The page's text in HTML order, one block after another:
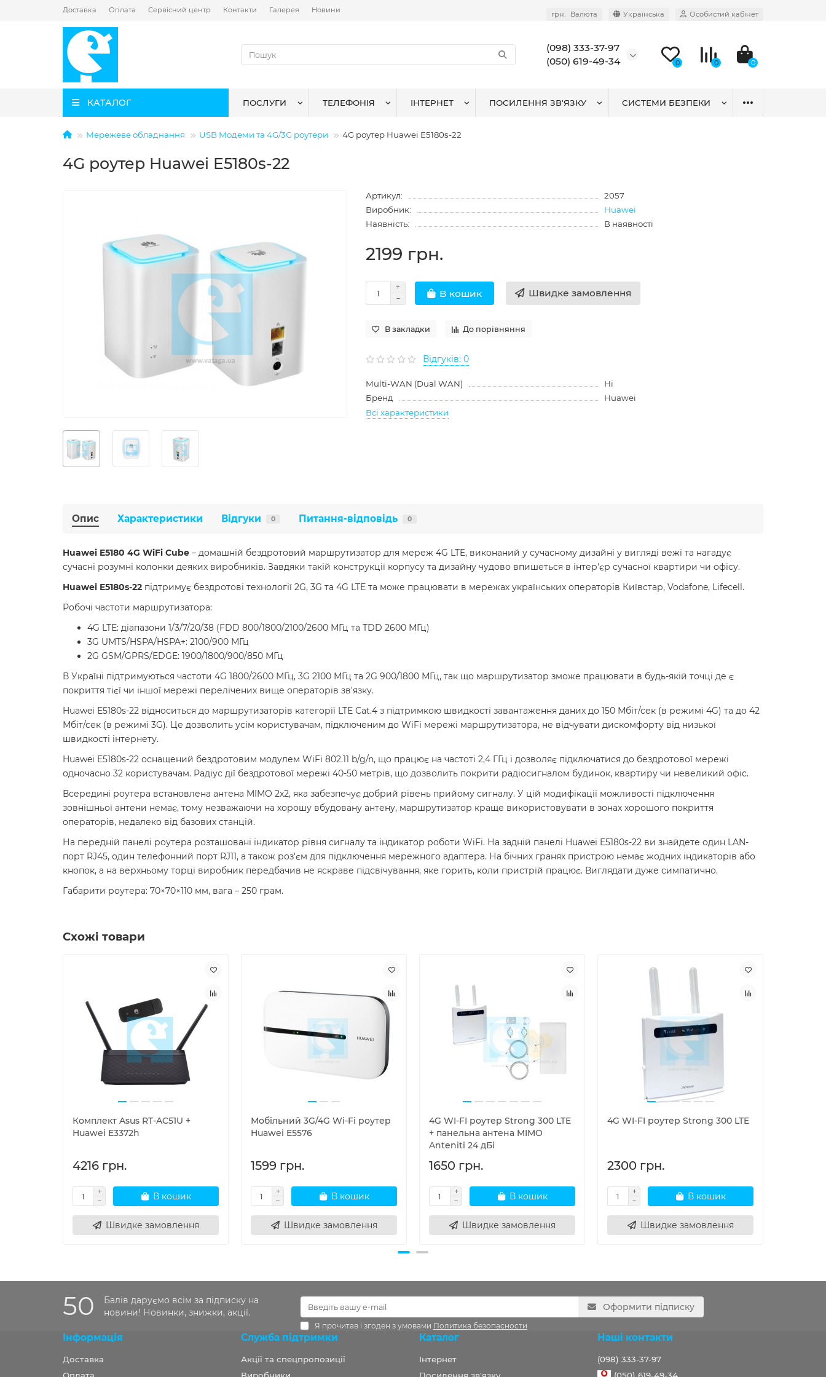
Доставка Оплата Сервісний центр Контакти Галерея Новини грн. Валюта Українська Особистий кабінет
(098) 333-37-97
(050) 619-49-34
0 0 0
КАТАЛОГ ПОСЛУГИ ТЕЛЕФОНІЯ ІНТЕРНЕТ ПОСИЛЕННЯ ЗВ'ЯЗКУ СИСТЕМИ БЕЗПЕКИ
Мережеве обладнання USB Модеми та 4G/3G роутери 4G роутер Huawei E5180s-22
4G роутер Huawei E5180s-22
Артикул:
2057
Виробник:
Huawei
Наявність:
В наявності
2199 грн.
В кошик Швидке замовлення
В закладки До порівняння
Відгуків: 0
Multi-WAN (Dual WAN)
Ні
Бренд
Huawei
Всі характеристики
Опис Характеристики Відгуки 0 Питання-відповідь 0
Huawei E5180 4G WiFi Cube – домашній бездротовий маршрутизатор для мереж 4G LTE, виконаний у сучасному дизайні у вигляді вежі та нагадує
сучасні розумні колонки деяких виробників. Завдяки такій конструкції корпусу та дизайну чудово впишеться в інтер'єр сучасної квартири чи офісу.
Huawei E5180s-22 підтримує бездротові технології 2G, 3G та 4G LTE та може працювати в мережах українських операторів Київстар, Vodafone, Lifecell.
Робочі частоти маршрутизатора:
4G LTE: діапазони 1/3/7/20/38 (FDD 800/1800/2100/2600 МГц та TDD 2600 МГц)
3G UMTS/HSPA/HSPA+: 2100/900 МГц
2G GSM/GPRS/EDGE: 1900/1800/900/850 МГц
В Україні підтримуються частоти 4G 1800/2600 МГц, 3G 2100 МГц та 2G 900/1800 МГц, так що маршрутизатор зможе працювати в будь-якій точці де є
покриття тієї чи іншої мережі перелічених вище операторів зв'язку.
Huawei E5180s-22 відноситься до маршрутизаторів категорії LTE Cat.4 з підтримкою швидкості завантаження даних до 150 Мбіт/сек (в режимі 4G) та до 42
Мбіт/сек (в режимі 3G). Це дозволить усім користувачам, підключеним до WiFi мережі маршрутизатора, не відчувати дискомфорту від низької
швидкості інтернету.
Huawei E5180s-22 оснащений бездротовим модулем WiFi 802.11 b/g/n, що працює на частоті 2,4 ГГц і дозволяє підключатися до бездротової мережі
одночасно 32 користувачам. Радіус дії бездротової мережі 40-50 метрів, що дозволить покрити радіосигналом будинок, квартиру чи невеликий офіс.
Всередині роутера встановлена антена MIMO 2x2, яка забезпечує добрий рівень прийому сигналу. У цій модифікації можливості підключення
зовнішньої антени немає, тому незважаючи на хорошу вбудовану антену, маршрутизатор краще використовувати в зонах хорошого покриття
операторів, недалеко від базових станцій.
На передній панелі роутера розташовані індикатор рівня сигналу та індикатор роботи WiFi. На задній панелі Huawei E5180s-22 ви знайдете один LAN-
порт RJ45, один телефонний порт RJ11, а також роз'єм для підключення мережного адаптера. На бічних гранях пристрою немає жодних індикаторів або
кнопок, а на верхньому торці виробник передбачив не яскраве підсвічування, яке горить, коли пристрій працює. Виглядати дуже симпатично.
Габарити роутера: 70×70×110 мм, вага – 250 грам.
Схожі товари
Комплект Asus RT-AC51U +
Huawei E3372h
4216 грн.
В кошик
Швидке замовлення
Мобільний 3G/4G Wi-Fi роутер
Huawei E5576
1599 грн.
В кошик
Швидке замовлення
4G WI-FI роутер Strong 300 LTE
+ панельна антена MIMO
Anteniti 24 дБі
1650 грн.
В кошик
Швидке замовлення
4G WI-FI роутер Strong 300 LTE
2300 грн.
В кошик
Швидке замовлення
50
Балів даруємо всім за підписку на
новини! Новинки, знижки, акції.
Оформити підписку
Я прочитав і згоден з умовами Политика безопасности
Інформація
Доставка
Служба підтримки
Акції та спецпропозиції
Каталог
Інтернет
Наші контакти
(098) 333-37-97